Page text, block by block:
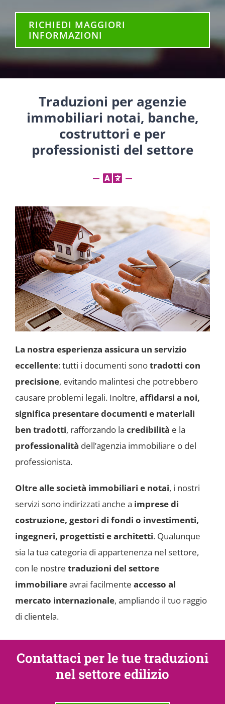
RICHIEDI MAGGIORI
INFORMAZIONI
Traduzioni per agenzie
immobiliari notai, banche,
costruttori e per
professionisti del settore
La nostra esperienza assicura un servizio
eccellente: tutti i documenti sonotradotti con
precisione, evitando malintesi che potrebbero
causare problemi legali. Inoltre, affidarsi a noi,
significa presentare documenti e materiali
ben tradotti, rafforzando la credibilità e la
professionalità dell’agenzia immobiliare o del
professionista.
Oltre alle società immobiliari e notai, i nostri
servizi sono indirizzati anche a imprese di
costruzione, gestori di fondi o investimenti,
ingegneri, progettisti e architetti. Qualunque
sia la tua categoria di appartenenza nel settore,
con le nostre traduzioni del settore
immobiliareavrai facilmente accesso al
mercato internazionale, ampliando il tuo raggio
di clientela.
Contattaci per le tue traduzioni
nel settore edilizio